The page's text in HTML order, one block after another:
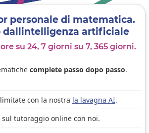
personale di matematica.
dallintelligenza artificiale
su 24, 7 giorni su 7, 365 giorni.
complete passo dopo passo.
con la nostra la lavagna AI.
sul tutoraggio online con noi.